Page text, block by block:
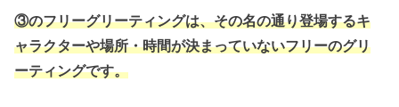
③のフリーグリーティングは、その名の通り登場するキ
ャラクターや場所・時間が決まっていないフリーのグリ
ーティングです。